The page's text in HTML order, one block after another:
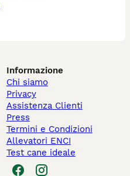
Informazione
Chi siamo
Privacy
Assistenza Clienti
Press
Termini e Condizioni
Allevatori ENCI
Test cane ideale